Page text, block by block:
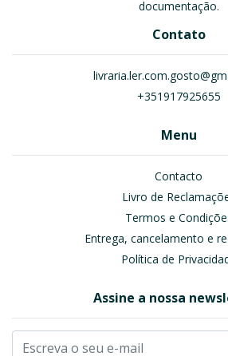
documentação.
Contato
+351917925655
Menu
Contacto
Livro de
Termos e
Entrega, cancelamento e
Política de
Assine a nossa